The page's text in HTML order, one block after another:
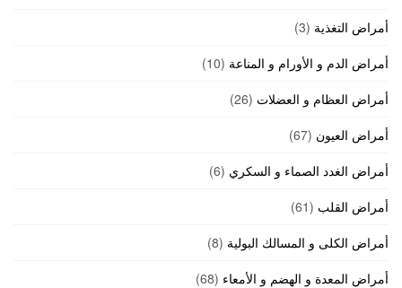
أمراض التغذية (3)
أمراض الدم و الأورام و المناعة (10)
أمراض العظام و العضلات (26)
أمراض العيون (67)
أمراض الغدد الصماء و السكري (6)
أمراض القلب (61)
أمراض الكلى و المسالك البولية (8)
أمراض المعدة و الهضم و الأمعاء (68)